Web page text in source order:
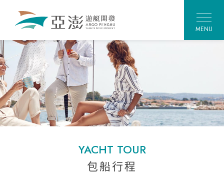
MENU
YACHT TOUR
包船行程